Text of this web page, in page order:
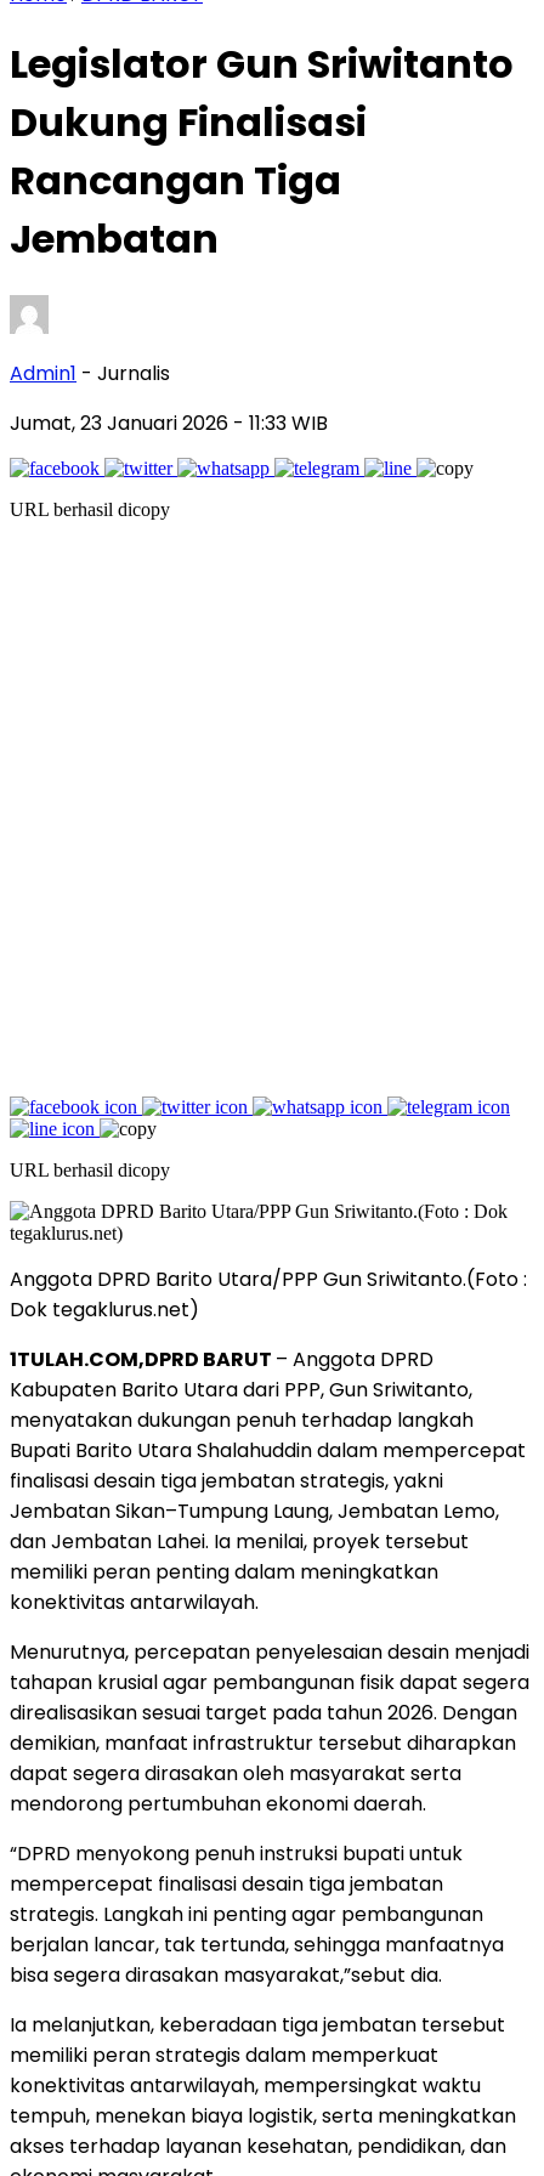
Legislator Gun Sriwitanto
Dukung Finalisasi
Rancangan Tiga
Jembatan
Admin1 - Jurnalis
Jumat, 23 Januari 2026 - 11:33 WIB
URL berhasil dicopy
URL berhasil dicopy
Anggota DPRD Barito Utara/PPP Gun Sriwitanto.(Foto :
Dok tegaklurus.net)
1TULAH.COM,DPRD BARUT – Anggota DPRD
Kabupaten Barito Utara dari PPP, Gun Sriwitanto,
menyatakan dukungan penuh terhadap langkah
Bupati Barito Utara Shalahuddin dalam mempercepat
finalisasi desain tiga jembatan strategis, yakni
Jembatan Sikan–Tumpung Laung, Jembatan Lemo,
dan Jembatan Lahei. Ia menilai, proyek tersebut
memiliki peran penting dalam meningkatkan
konektivitas antarwilayah.
Menurutnya, percepatan penyelesaian desain menjadi
tahapan krusial agar pembangunan fisik dapat segera
direalisasikan sesuai target pada tahun 2026. Dengan
demikian, manfaat infrastruktur tersebut diharapkan
dapat segera dirasakan oleh masyarakat serta
mendorong pertumbuhan ekonomi daerah.
“DPRD menyokong penuh instruksi bupati untuk
mempercepat finalisasi desain tiga jembatan
strategis. Langkah ini penting agar pembangunan
berjalan lancar, tak tertunda, sehingga manfaatnya
bisa segera dirasakan masyarakat,”sebut dia.
Ia melanjutkan, keberadaan tiga jembatan tersebut
memiliki peran strategis dalam memperkuat
konektivitas antarwilayah, mempersingkat waktu
tempuh, menekan biaya logistik, serta meningkatkan
akses terhadap layanan kesehatan, pendidikan, dan